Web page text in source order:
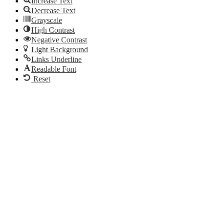
Decrease Text
Grayscale
High Contrast
Negative Contrast
Light Background
Links Underline
Readable Font
Reset